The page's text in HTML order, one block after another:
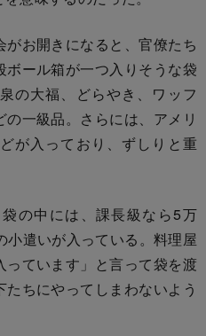
お開きになると、官僚たち
ール箱が一つ入りそうな袋
の大福、どらやき、ワッフ
一級品。さらには、アメリ
が入っており、ずしりと重
の中には、課長級なら5万
小遣いが入っている。料理屋
ています」と言って袋を渡
ちにやってしまわないよう